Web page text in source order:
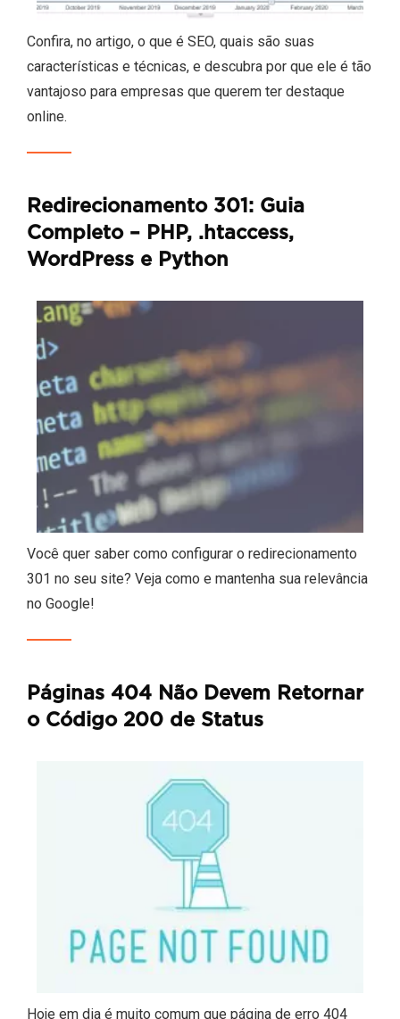
Confira, no artigo, o que é SEO, quais são suas
características e técnicas, e descubra por que ele é tão
vantajoso para empresas que querem ter destaque
online.
Redirecionamento 301: Guia
Completo – PHP, .htaccess,
WordPress e Python
Você quer saber como configurar o redirecionamento
301 no seu site? Veja como e mantenha sua relevância
no Google!
Páginas 404 Não Devem Retornar
o Código 200 de Status
Hoje em dia é muito comum que página de erro 404